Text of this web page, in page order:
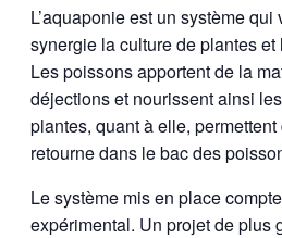
L’aquaponie est un système qui
synergie la culture de plantes et
Les poissons apportent de la
déjections et nourissent ainsi
plantes, quant à elle, permettent
retourne dans le bac des
Le système mis en place
expérimental. Un projet de plus